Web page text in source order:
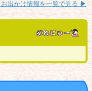
出かけ情報を一覧で見る ▶︎